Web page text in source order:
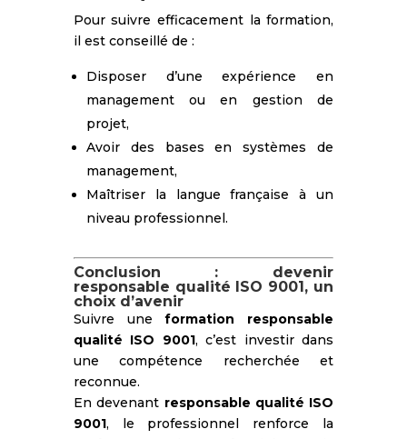
Pour suivre efficacement la formation,
il est conseillé de :
Disposer d’une expérience en
management ou en gestion de
projet,
Avoir des bases en systèmes de
management,
Maîtriser la langue française à un
niveau professionnel.
Conclusion : devenir
responsable qualité ISO 9001, un
choix d’avenir
Suivre uneformation responsable
qualité ISO 9001, c’est investir dans
une compétence recherchée et
reconnue.
En devenant responsable qualité ISO
9001, le professionnel renforce la